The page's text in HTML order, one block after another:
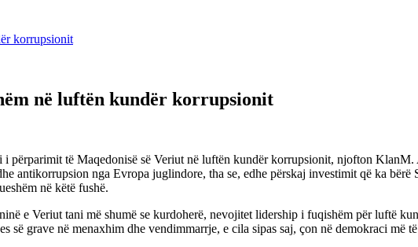
korrupsionit
në luftën kundër korrupsionit
i përparimit të Maqedonisë së Veriut në luftën kundër korrupsionit, njofton
antikorrupsion nga Evropa juglindore, tha se, edhe përskaj investimit që ka
në këtë fushë.
e Veriut tani më shumë se kurdoherë, nevojitet lidership i fuqishëm për luftë
grave në menaxhim dhe vendimmarrje, e cila sipas saj, çon në demokraci më